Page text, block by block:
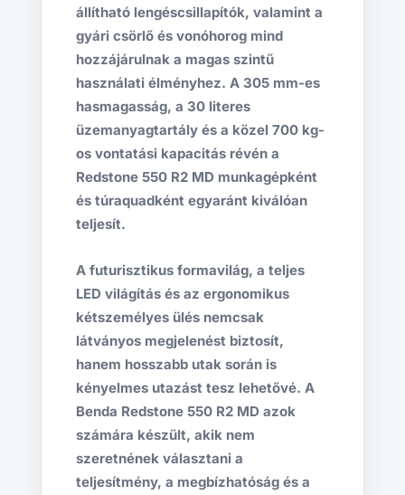
állítható lengéscsillapítók, valamint a
gyári csörlő és vonóhorog mind
hozzájárulnak a magas szintű
használati élményhez. A 305 mm-es
hasmagasság, a 30 literes
üzemanyagtartály és a közel 700 kg-
os vontatási kapacitás révén a
Redstone 550 R2 MD munkagépként
és túraquadként egyaránt kiválóan
teljesít.
A futurisztikus formavilág, a teljes
LED világítás és az ergonomikus
kétszemélyes ülés nemcsak
látványos megjelenést biztosít,
hanem hosszabb utak során is
kényelmes utazást tesz lehetővé. A
Benda Redstone 550 R2 MD azok
számára készült, akik nem
szeretnének választani a
teljesítmény, a megbízhatóság és a